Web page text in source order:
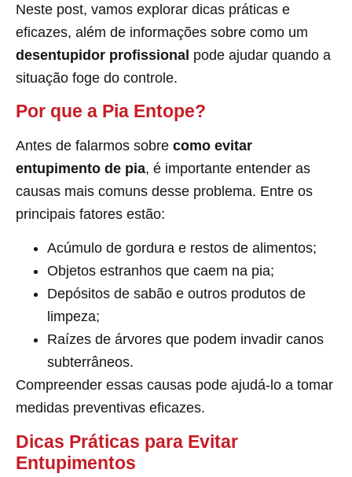
Neste post, vamos explorar dicas práticas e
eficazes, além de informações sobre como um
desentupidor profissional pode ajudar quando a
situação foge do controle.
Por que a Pia Entope?
Antes de falarmos sobre como evitar
entupimento de pia, é importante entender as
causas mais comuns desse problema. Entre os
principais fatores estão:
Acúmulo de gordura e restos de alimentos;
Objetos estranhos que caem na pia;
Depósitos de sabão e outros produtos de
limpeza;
Raízes de árvores que podem invadir canos
subterrâneos.
Compreender essas causas pode ajudá-lo a tomar
medidas preventivas eficazes.
Dicas Práticas para Evitar
Entupimentos